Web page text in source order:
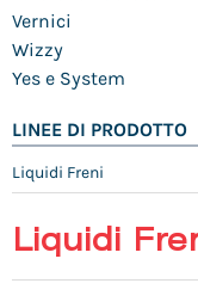
Vernici
Wizzy
Yes e System
LINEE DI PRODOTTO
Liquidi Freni
Liquidi